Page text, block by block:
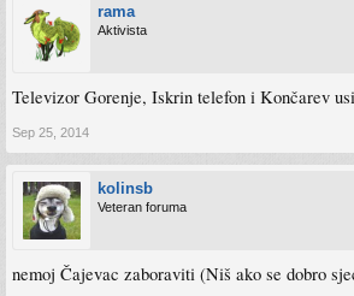
rama
Aktivista
Televizor Gorenje, Iskrin telefon i Končarev
Sep 25, 2014
kolinsb
Veteran foruma
nemoj Čajevac zaboraviti (Niš ako se dobro